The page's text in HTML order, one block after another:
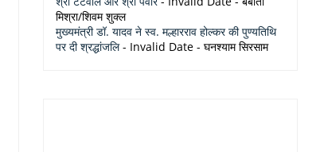
मिश्रा/शिवम शुक्ल
मुख्यमंत्री डॉ. यादव ने स्व. मल्हारराव होल्कर की पुण्यतिथि
पर दी श्रद्धांजलि- Invalid Date - घनश्याम सिरसाम